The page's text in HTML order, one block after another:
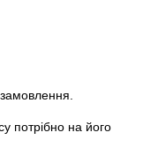
потрібно на його